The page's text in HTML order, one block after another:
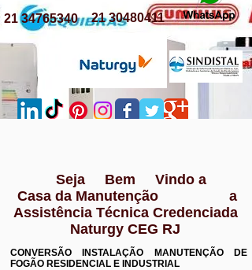
21 30480411
21 34765340
Seja Bem Vindo a
Casa da Manutenção a
Assistência Técnica Credenciada
Naturgy CEG RJ
CONVERSÃO INSTALAÇÃO MANUTENÇÃO DE
FOGÃO RESIDENCIAL E INDUSTRIAL